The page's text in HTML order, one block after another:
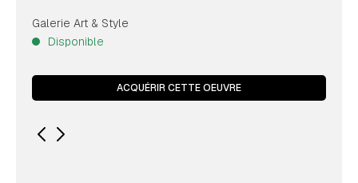
Galerie Art & Style
Disponible
ACQUÉRIR CETTE OEUVRE